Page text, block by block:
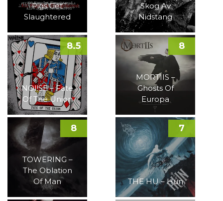
Pigs Get
Slaughtered
Skog Av
Nidstang
NOI!SE – Fate
Of The Union
8.5
MORTIIS –
Ghosts Of
Europa
8
TOWERING –
The Oblation
Of Man
8
THE HU – Hun
7